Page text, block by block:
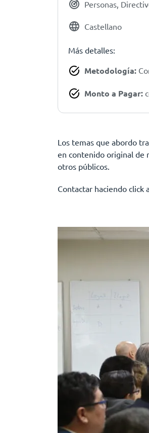
Personas,
Castellano
Más detalles:
Metodología:
Monto a Pagar:
Los temas que abordo
en contenido original de
otros públicos.
Contactar haciendo click